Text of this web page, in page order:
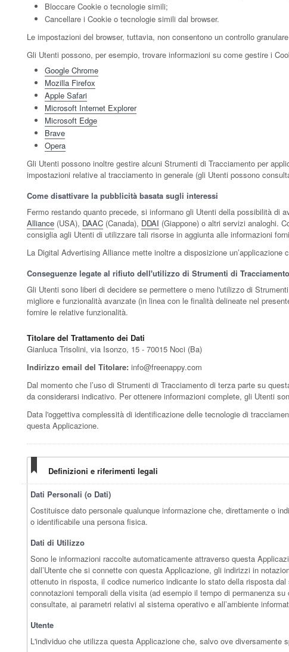
Bloccare Cookie o tecnologie simili;
Cancellare i Cookie o tecnologie simili dal browser.
Le impostazioni del browser, tuttavia, non consentono un controllo
Gli Utenti possono, per esempio, trovare informazioni su come gestire i
Google Chrome
Mozilla Firefox
Apple Safari
Microsoft Internet Explorer
Microsoft Edge
Brave
Opera
Gli Utenti possono inoltre gestire alcuni Strumenti di Tracciamento per
impostazioni relative al tracciamento in generale (gli Utenti possono
Come disattivare la pubblicità basata sugli interessi
Fermo restando quanto precede, si informano gli Utenti della possibilità di
Alliance (USA), DAAC (Canada), DDAI (Giappone) o altri servizi analoghi.
consiglia agli Utenti di utilizzare tali risorse in aggiunta alle informazioni
La Digital Advertising Alliance mette inoltre a disposizione un’applicazione
Conseguenze legate al rifiuto dell'utilizzo di Strumenti di Tracciamento
Gli Utenti sono liberi di decidere se permettere o meno l'utilizzo di
migliore e funzionalità avanzate (in linea con le finalità delineate nel
fornire le relative funzionalità.
Titolare del Trattamento dei Dati
Gianluca Trisolini, via Isonzo, 15 - 70015 Noci (Ba)
Indirizzo email del Titolare: info@freenappy.com
Dal momento che l’uso di Strumenti di Tracciamento di terza parte su
da considerarsi indicativo. Per ottenere informazioni complete, gli Utenti
Data l'oggettiva complessità di identificazione delle tecnologie di
questa Applicazione.
Definizioni e riferimenti legali
Dati Personali (o Dati)
Costituisce dato personale qualunque informazione che, direttamente o
o identificabile una persona fisica.
Dati di Utilizzo
Sono le informazioni raccolte automaticamente attraverso questa
dall’Utente che si connette con questa Applicazione, gli indirizzi in
ottenuto in risposta, il codice numerico indicante lo stato della risposta
connotazioni temporali della visita (ad esempio il tempo di permanenza
consultate, ai parametri relativi al sistema operativo e all’ambiente
Utente
L'individuo che utilizza questa Applicazione che, salvo ove diversamente